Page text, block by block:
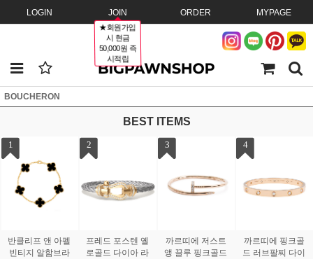
LOGIN JOIN
★회원가입
시 현금
50,000원 즉
시적립
ORDER MYPAGE
BOUCHERON
BEST ITEMS
1
반클리프 앤 아펠
빈티지 알함브라
2
프레드 포스텐 옐
로골드 다이아 라
3
까르띠에 저스트
앵 끌루 핑크골드
4
까르띠에 핑크골
드 러브팔찌 다이